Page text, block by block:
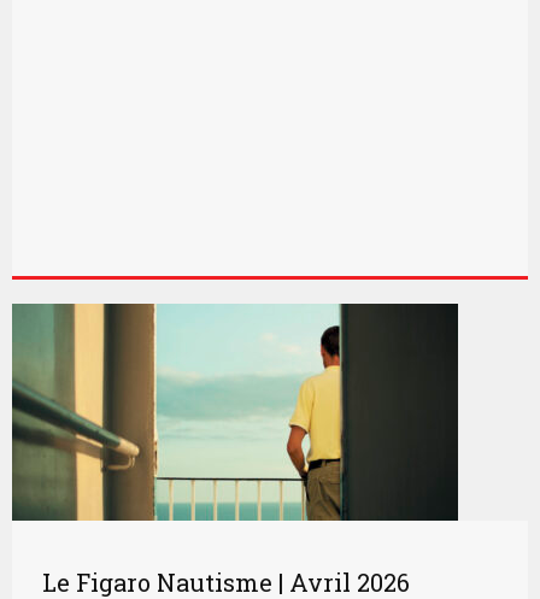
Le Figaro Nautisme | Avril 2026